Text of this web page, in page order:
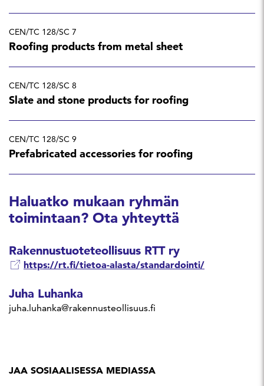
CEN/TC 128/SC 7
Roofing products from metal sheet
CEN/TC 128/SC 8
Slate and stone products for roofing
CEN/TC 128/SC 9
Prefabricated accessories for roofing
Haluatko mukaan ryhmän
toimintaan? Ota yhteyttä
Rakennustuoteteollisuus RTT ry
https://rt.fi/tietoa-alasta/standardointi/
Juha Luhanka
juha.luhanka@rakennusteollisuus.fi
JAA SOSIAALISESSA MEDIASSA